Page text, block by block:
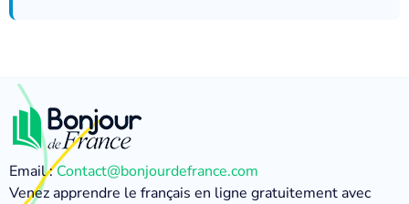
Email :Contact@bonjourdefrance.com
Venez apprendre le français en ligne gratuitement avec